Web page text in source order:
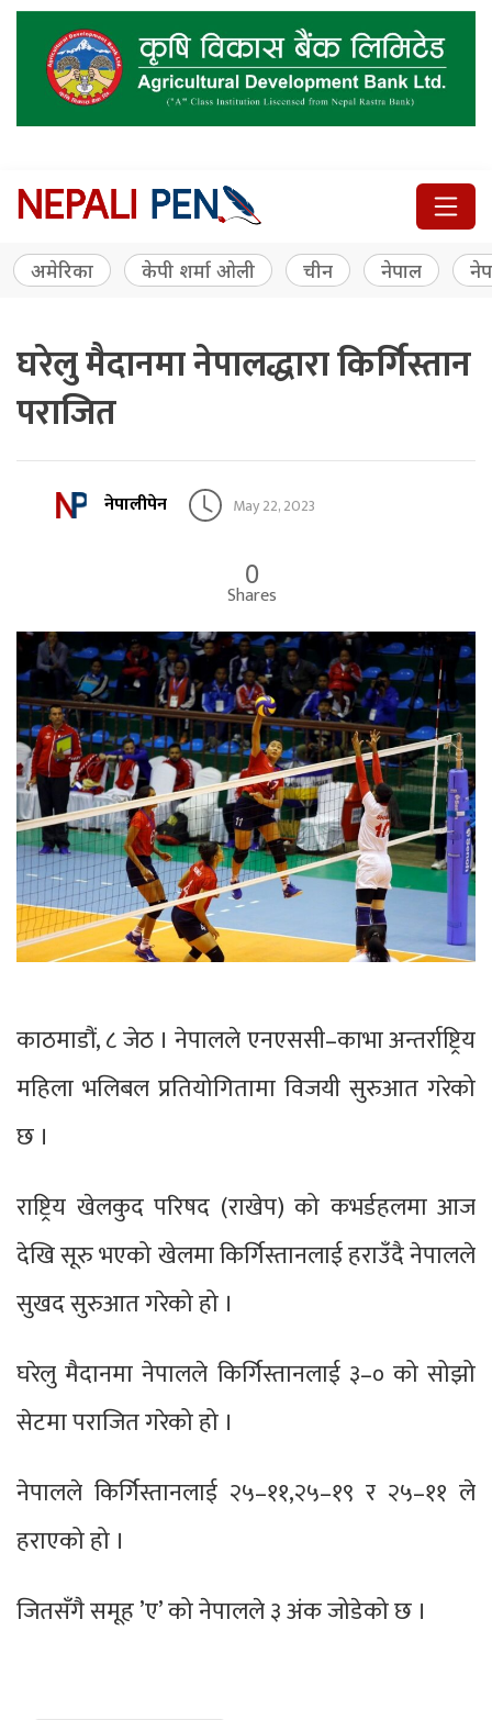
अमेरिका केपी शर्मा ओली चीन नेपाल
घरेलु मैदानमा नेपालद्धारा किर्गिस्तान
पराजित
नेपालीपेन May 22, 2023
0
Shares
काठमाडौं, ८ जेठ । नेपालले एनएससी–काभा अन्तर्राष्ट्रिय
महिला भलिबल प्रतियोगितामा विजयी सुरुआत गरेको
छ ।
राष्ट्रिय खेलकुद परिषद (राखेप) को कभर्डहलमा आज
देखि सूरु भएको खेलमा किर्गिस्तानलाई हराउँदै नेपालले
सुखद सुरुआत गरेको हो ।
घरेलु मैदानमा नेपालले किर्गिस्तानलाई ३–० को सोझो
सेटमा पराजित गरेको हो ।
नेपालले किर्गिस्तानलाई २५–११,२५–१९ र २५–११ ले
हराएको हो ।
जितसँगै समूह ’ए’ को नेपालले ३ अंक जोडेको छ ।